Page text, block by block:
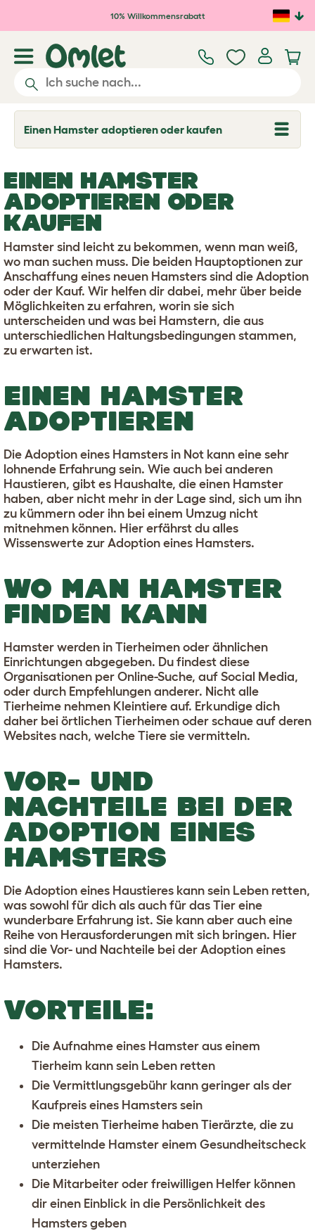
Zum Hauptinhalt springen
10% Willkommensrabatt
Einen Hamster adoptieren oder kaufen
T
o
e
d
r
o
d
o
w
n
EINEN HAMSTER
ADOPTIEREN ODER
KAUFEN
Hamster sind leicht zu bekommen, wenn man weiß,
wo man suchen muss. Die beiden Hauptoptionen zur
Anschaffung eines neuen Hamsters sind die Adoption
oder der Kauf. Wir helfen dir dabei, mehr über beide
Möglichkeiten zu erfahren, worin sie sich
unterscheiden und was bei Hamstern, die aus
unterschiedlichen Haltungsbedingungen stammen,
zu erwarten ist.
EINEN HAMSTER
ADOPTIEREN
Die Adoption eines Hamsters in Not kann eine sehr
lohnende Erfahrung sein. Wie auch bei anderen
Haustieren, gibt es Haushalte, die einen Hamster
haben, aber nicht mehr in der Lage sind, sich um ihn
zu kümmern oder ihn bei einem Umzug nicht
mitnehmen können. Hier erfährst du alles
Wissenswerte zur Adoption eines Hamsters.
WO MAN HAMSTER
FINDEN KANN
Hamster werden in Tierheimen oder ähnlichen
Einrichtungen abgegeben. Du findest diese
Organisationen per Online-Suche, auf Social Media,
oder durch Empfehlungen anderer. Nicht alle
Tierheime nehmen Kleintiere auf. Erkundige dich
daher bei örtlichen Tierheimen oder schaue auf deren
Websites nach, welche Tiere sie vermitteln.
VOR- UND
NACHTEILE BEI DER
ADOPTION EINES
HAMSTERS
Die Adoption eines Haustieres kann sein Leben retten,
was sowohl für dich als auch für das Tier eine
wunderbare Erfahrung ist. Sie kann aber auch eine
Reihe von Herausforderungen mit sich bringen. Hier
sind die Vor- und Nachteile bei der Adoption eines
Hamsters.
VORTEILE:
Die Aufnahme eines Hamster aus einem
Tierheim kann sein Leben retten
Die Vermittlungsgebühr kann geringer als der
Kaufpreis eines Hamsters sein
Die meisten Tierheime haben Tierärzte, die zu
vermittelnde Hamster einem Gesundheitscheck
unterziehen
Die Mitarbeiter oder freiwilligen Helfer können
dir einen Einblick in die Persönlichkeit des
Hamsters geben